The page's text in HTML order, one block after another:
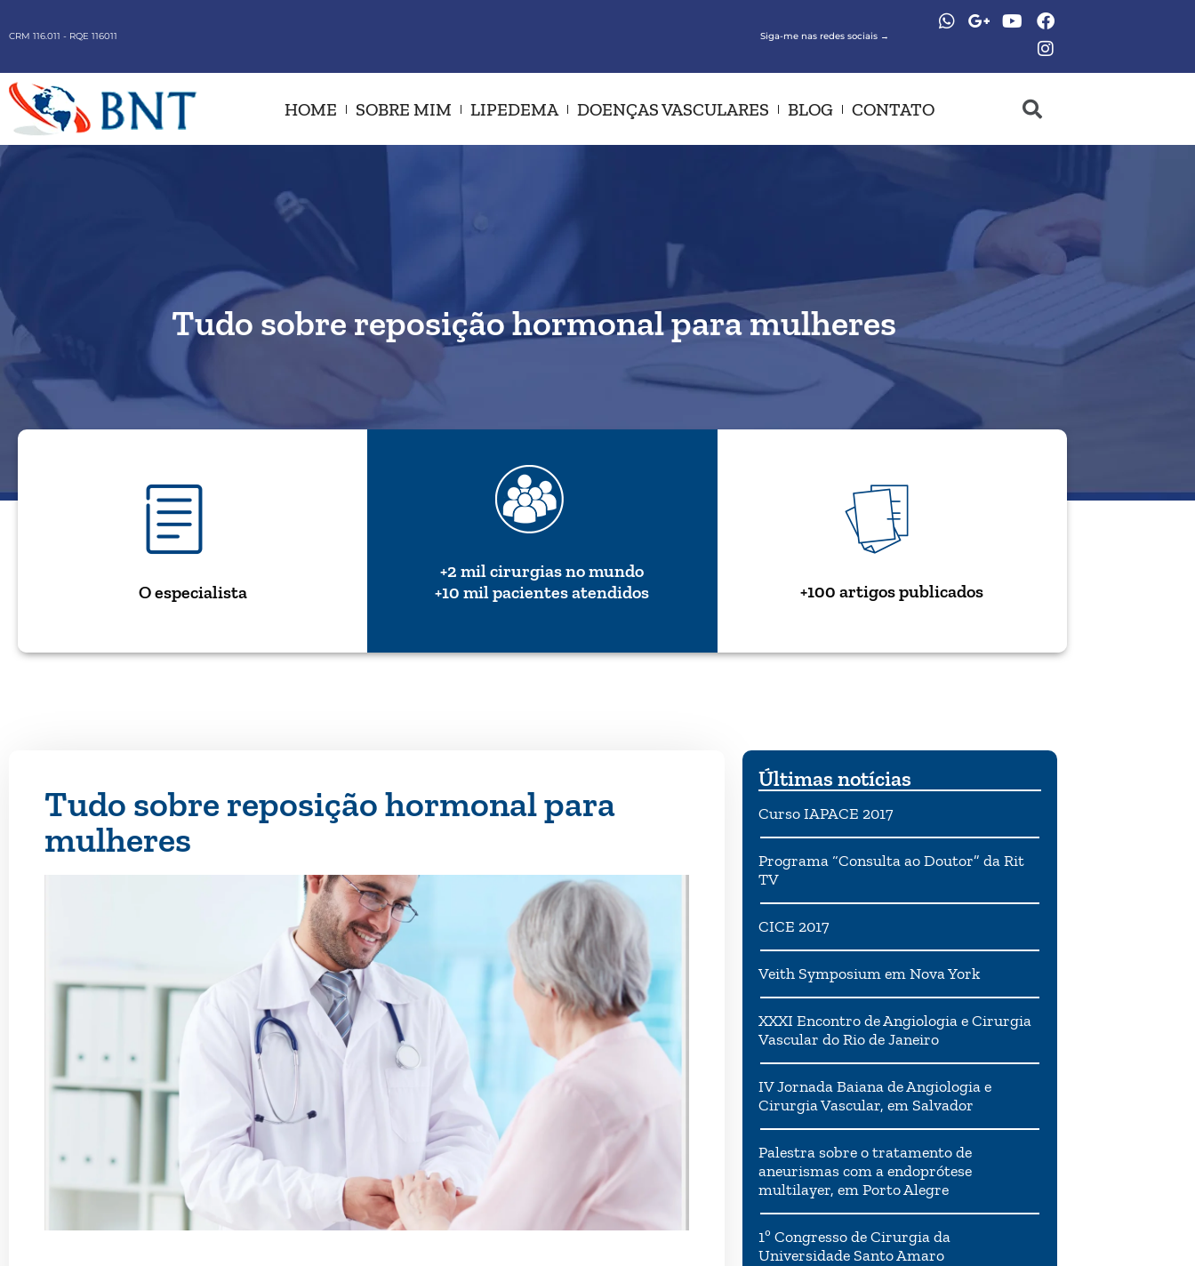
CRM 116.011 - RQE 116011 Siga-me nas redes sociais →
HOME SOBRE MIM LIPEDEMA DOENÇAS VASCULARES BLOG CONTATO
Tudo sobre reposição hormonal para mulheres
O especialista
+2 mil cirurgias no mundo
+10 mil pacientes atendidos
+100 artigos publicados
Tudo sobre reposição hormonal para
mulheres
Últimas notícias
Curso IAPACE 2017
Programa “Consulta ao Doutor” da Rit
TV
CICE 2017
Veith Symposium em Nova York
XXXI Encontro de Angiologia e Cirurgia
Vascular do Rio de Janeiro
IV Jornada Baiana de Angiologia e
Cirurgia Vascular, em Salvador
Palestra sobre o tratamento de
aneurismas com a endoprótese
multilayer, em Porto Alegre
1º Congresso de Cirurgia da
Universidade Santo Amaro